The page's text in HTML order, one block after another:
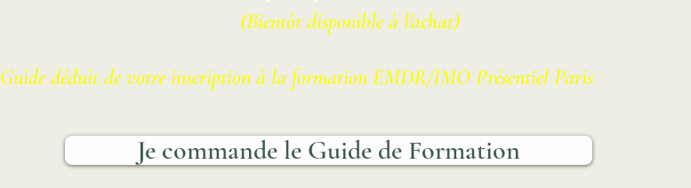
(Bientôt disponible à l'achat)
Guide déduit de votre inscription à la formation EMDR/IMO Présentiel Paris
Je commande le Guide de Formation